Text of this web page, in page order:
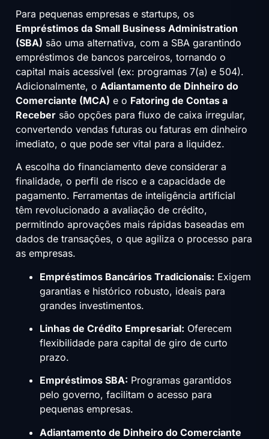
Para pequenas empresas e startups, os
Empréstimos da Small Business Administration
(SBA) são uma alternativa, com a SBA garantindo
empréstimos de bancos parceiros, tornando o
capital mais acessível (ex: programas 7(a) e 504).
Adicionalmente, o Adiantamento de Dinheiro do
Comerciante (MCA) e o Fatoring de Contas a
Receber são opções para fluxo de caixa irregular,
convertendo vendas futuras ou faturas em dinheiro
imediato, o que pode ser vital para a liquidez.
A escolha do financiamento deve considerar a
finalidade, o perfil de risco e a capacidade de
pagamento. Ferramentas de inteligência artificial
têm revolucionado a avaliação de crédito,
permitindo aprovações mais rápidas baseadas em
dados de transações, o que agiliza o processo para
as empresas.
Empréstimos Bancários Tradicionais: Exigem
garantias e histórico robusto, ideais para
grandes investimentos.
Linhas de Crédito Empresarial: Oferecem
flexibilidade para capital de giro de curto
prazo.
Empréstimos SBA: Programas garantidos
pelo governo, facilitam o acesso para
pequenas empresas.
Adiantamento de Dinheiro do Comerciante